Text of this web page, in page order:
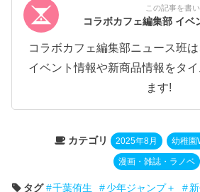
この記事を書
コラボカフェ編集部 イベ
コラボカフェ編集部ニュース班
イベント情報や新商品情報をタ
ます!
カテゴリ 2025年8月 幼稚園
漫画・雑誌・ラノベ
タグ 千葉侑生 少年ジャンプ＋